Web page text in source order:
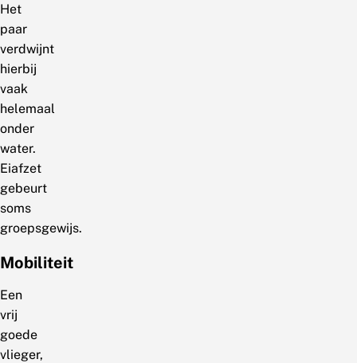
Het
paar
verdwijnt
hierbij
vaak
helemaal
onder
water.
Eiafzet
gebeurt
soms
groepsgewijs.
Mobiliteit
Een
vrij
goede
vlieger,